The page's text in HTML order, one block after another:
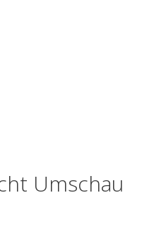
Umschau